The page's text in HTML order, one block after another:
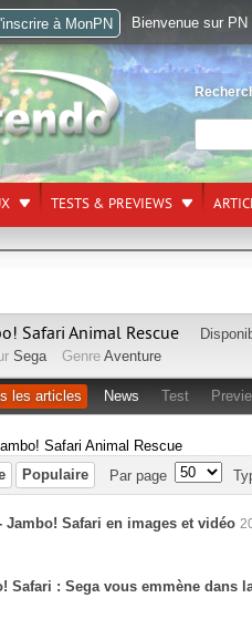
TESTS & PREVIEWS
Safari Animal Rescue
Sega Genre Aventure
les articles News Test
Safari Animal Rescue
Populaire Par page
Jambo! Safari en images et vidéo
Safari : Sega vous emmène dans
à MonPN Bienvenue sur PN